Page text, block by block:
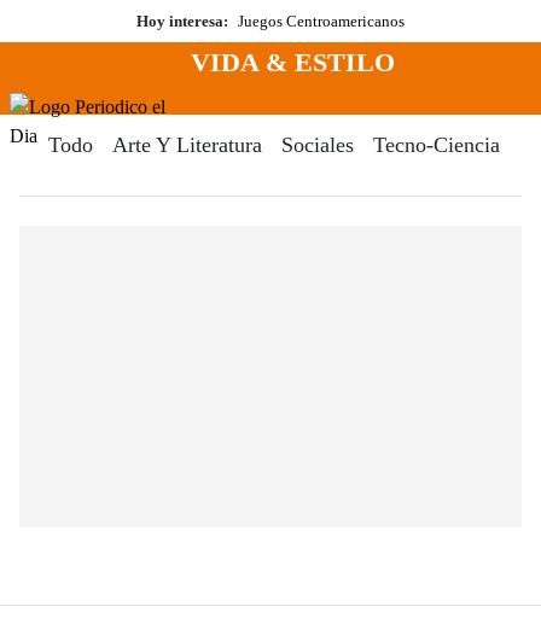
al
Hoy interesa: Juegos Centroamericanos
Menú
VIDA & ESTILO
Todo Arte Y Literatura Sociales Tecno-Ciencia